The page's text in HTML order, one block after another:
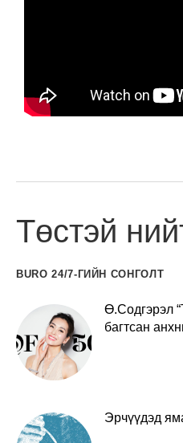
Төстэй
BURO 24/7-ГИЙН СОНГОЛТ
Ө.Содгэрэл
багтсан
Эрчүүдэд